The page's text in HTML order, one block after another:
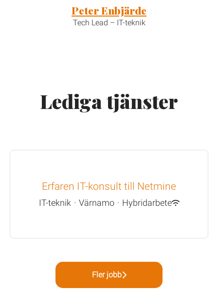
Peter Enbjärde
Tech Lead – IT-teknik
Lediga tjänster
Erfaren IT-konsult till Netmine
IT-teknik · Värnamo · Hybridarbete
Fler jobb